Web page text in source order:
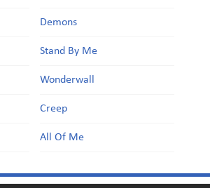
Demons
Stand By Me
Wonderwall
Creep
All Of Me